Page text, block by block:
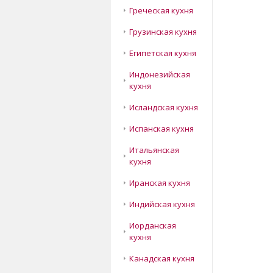
Греческая кухня
Грузинская кухня
Египетская кухня
Индонезийская
кухня
Исландская кухня
Испанская кухня
Итальянская
кухня
Иранская кухня
Индийская кухня
Иорданская
кухня
Канадская кухня